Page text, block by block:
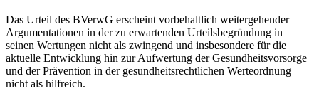
Das Urteil des BVerwG erscheint vorbehaltlich weitergehender
Argumentationen in der zu erwartenden Urteilsbegründung in
seinen Wertungen nicht als zwingend und insbesondere für die
aktuelle Entwicklung hin zur Aufwertung der Gesundheitsvorsorge
und der Prävention in der gesundheitsrechtlichen Werteordnung
nicht als hilfreich.